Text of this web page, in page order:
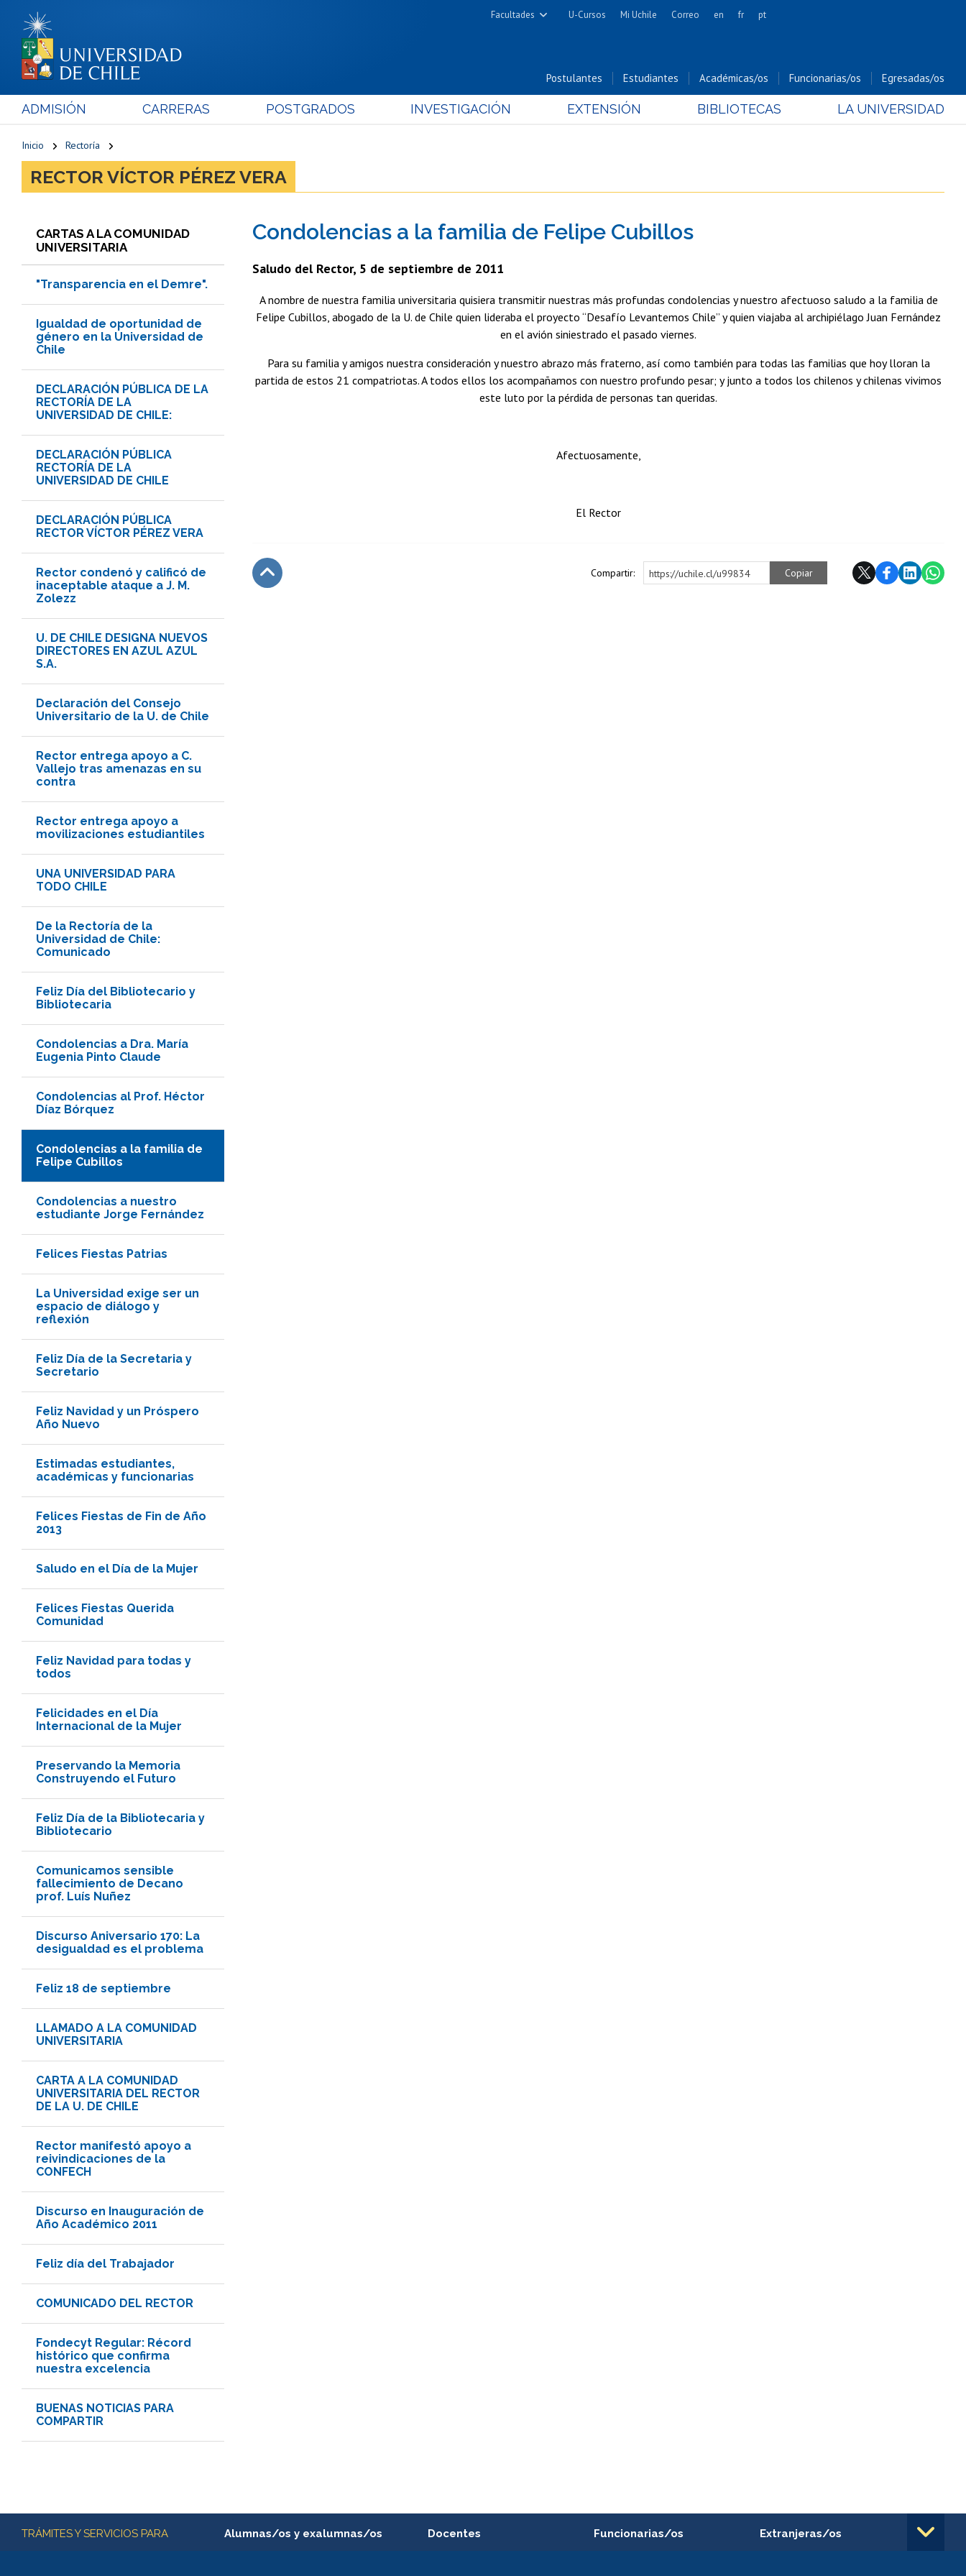
Facultades
Cs. Físicas y Matemáticas
Cs. Forestales y Conservación
Cs. Químicas y Farmacéuticas
Cs. Sociales
Estudios Avanzados en Educación
Estudios Internacionales
U-Cursos Mi Uchile Correo en fr pt
Postulantes Estudiantes Académicas/os Funcionarias/os Egresadas/os
ADMISIÓN CARRERAS POSTGRADOS INVESTIGACIÓN EXTENSIÓN BIBLIOTECAS LA UNIVERSIDAD
Inicio Rectoría
RECTOR VÍCTOR PÉREZ VERA
CARTAS A LA COMUNIDAD
UNIVERSITARIA
"Transparencia en el Demre".
Igualdad de oportunidad de
género en la Universidad de
Chile
DECLARACIÓN PÚBLICA DE LA
RECTORÍA DE LA
UNIVERSIDAD DE CHILE:
DECLARACIÓN PÚBLICA
RECTORÍA DE LA
UNIVERSIDAD DE CHILE
DECLARACIÓN PÚBLICA
RECTOR VÍCTOR PÉREZ VERA
Rector condenó y calificó de
inaceptable ataque a J. M.
Zolezz
U. DE CHILE DESIGNA NUEVOS
DIRECTORES EN AZUL AZUL
S.A.
Declaración del Consejo
Universitario de la U. de Chile
Rector entrega apoyo a C.
Vallejo tras amenazas en su
contra
Rector entrega apoyo a
movilizaciones estudiantiles
UNA UNIVERSIDAD PARA
TODO CHILE
De la Rectoría de la
Universidad de Chile:
Comunicado
Feliz Día del Bibliotecario y
Bibliotecaria
Condolencias a Dra. María
Eugenia Pinto Claude
Condolencias al Prof. Héctor
Díaz Bórquez
Condolencias a la familia de
Felipe Cubillos
Condolencias a nuestro
estudiante Jorge Fernández
Felices Fiestas Patrias
La Universidad exige ser un
espacio de diálogo y
reflexión
Feliz Día de la Secretaria y
Secretario
Feliz Navidad y un Próspero
Año Nuevo
Estimadas estudiantes,
académicas y funcionarias
Felices Fiestas de Fin de Año
2013
Saludo en el Día de la Mujer
Felices Fiestas Querida
Comunidad
Feliz Navidad para todas y
todos
Felicidades en el Día
Internacional de la Mujer
Preservando la Memoria
Construyendo el Futuro
Feliz Día de la Bibliotecaria y
Bibliotecario
Comunicamos sensible
fallecimiento de Decano
prof. Luís Nuñez
Discurso Aniversario 170: La
desigualdad es el problema
Feliz 18 de septiembre
LLAMADO A LA COMUNIDAD
UNIVERSITARIA
CARTA A LA COMUNIDAD
UNIVERSITARIA DEL RECTOR
DE LA U. DE CHILE
Rector manifestó apoyo a
reivindicaciones de la
CONFECH
Discurso en Inauguración de
Año Académico 2011
Feliz día del Trabajador
COMUNICADO DEL RECTOR
Fondecyt Regular: Récord
histórico que confirma
nuestra excelencia
BUENAS NOTICIAS PARA
COMPARTIR
Condolencias a la familia de Felipe Cubillos
Saludo del Rector, 5 de septiembre de 2011
A nombre de nuestra familia universitaria quisiera transmitir nuestras más profundas condolencias y nuestro afectuoso saludo a la familia de
Felipe Cubillos, abogado de la U. de Chile quien lideraba el proyecto “Desafío Levantemos Chile” y quien viajaba al archipiélago Juan Fernández
en el avión siniestrado el pasado viernes.
Para su familia y amigos nuestra consideración y nuestro abrazo más fraterno, así como también para todas las familias que hoy lloran la
partida de estos 21 compatriotas. A todos ellos los acompañamos con nuestro profundo pesar; y junto a todos los chilenos y chilenas vivimos
este luto por la pérdida de personas tan queridas.
Afectuosamente,
El Rector
Compartir: https://uchile.cl/u99834 Copiar
Más información
TRÁMITES Y SERVICIOS PARA Alumnas/os y exalumnas/os Docentes Funcionarias/os Extranjeras/os